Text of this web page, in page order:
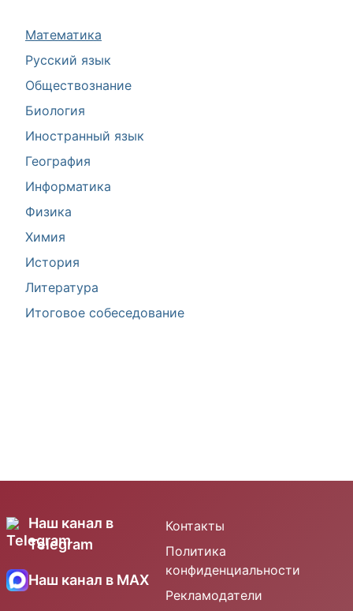
Математика
Русский язык
Обществознание
Биология
Иностранный язык
География
Информатика
Физика
Химия
История
Литература
Итоговое собеседование
Наш канал в
Telegram
Наш канал в MAX
Контакты
Политика
конфиденциальности
Рекламодатели